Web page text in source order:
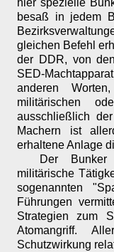
hier spezielle
besaß in jedem
gleichen Befehl
der DDR, von
SED-
anderen
militärischen
ausschließlich
Machern ist
erhaltene Anlage
Der
militärische
sogenannten
Führungen
Strategien zum
Atomangriff.
Schutzwirkung